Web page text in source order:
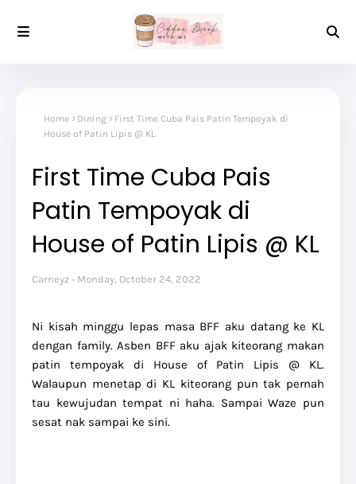
Home Dining
First Time Cuba Pais Patin Tempoyak di
House of Patin Lipis @ KL
First Time Cuba Pais
Patin Tempoyak di
House of Patin Lipis @ KL
Carneyz Monday, October 24, 2022
Ni kisah minggu lepas masa BFF aku datang ke KL
dengan family. Asben BFF aku ajak kiteorang makan
patin tempoyak di House of Patin Lipis @ KL.
Walaupun menetap di KL kiteorang pun tak pernah
tau kewujudan tempat ni haha. Sampai Waze pun
sesat nak sampai ke sini.